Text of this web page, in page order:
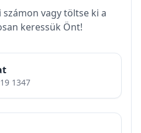
vagy töltse ki a
keressük Önt!
1347